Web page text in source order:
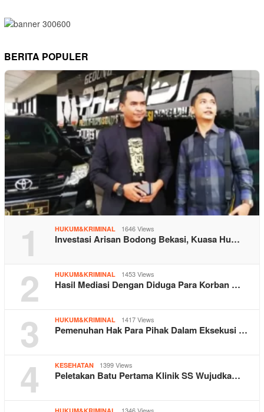
BERITA POPULER
1 HUKUM&KRIMINAL 1646 Views
Investasi Arisan Bodong Bekasi, Kuasa Hu…
2 HUKUM&KRIMINAL 1453 Views
Hasil Mediasi Dengan Diduga Para Korban …
3 HUKUM&KRIMINAL 1417 Views
Pemenuhan Hak Para Pihak Dalam Eksekusi …
4 KESEHATAN 1399 Views
Peletakan Batu Pertama Klinik SS Wujudka…